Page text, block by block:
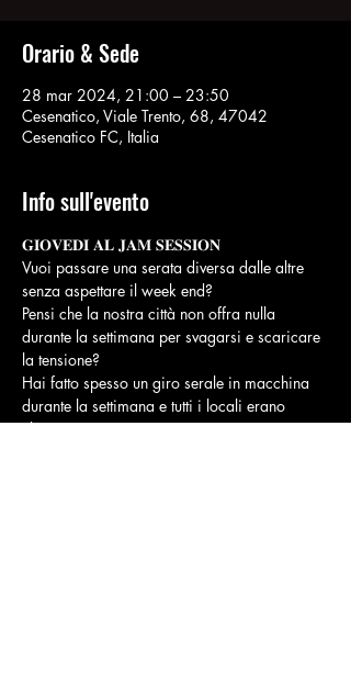
Orario & Sede
28 mar 2024, 21:00 – 23:50
Cesenatico, Viale Trento, 68, 47042
Cesenatico FC, Italia
Info sull'evento
𝐆𝐈𝐎𝐕𝐄𝐃𝐈 𝐀𝐋 𝐉𝐀𝐌 𝐒𝐄𝐒𝐒𝐈𝐎𝐍
Vuoi passare una serata diversa dalle altre
senza aspettare il week end?
Pensi che la nostra città non offra nulla
durante la settimana per svagarsi e scaricare
la tensione?
Hai fatto spesso un giro serale in macchina
durante la settimana e tutti i locali erano
chiusi?